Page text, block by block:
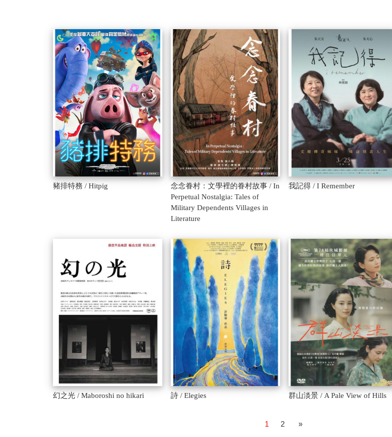
豬排特務 / Hitpig
念念眷村：文學裡的眷村故事 / In
Perpetual Nostalgia: Tales of
Military Dependents Villages in
Literature
我記得 / I Remember
幻之光 / Maboroshi no hikari 詩 / Elegies 群山淡景 / A Pale View of Hills
1 2 »